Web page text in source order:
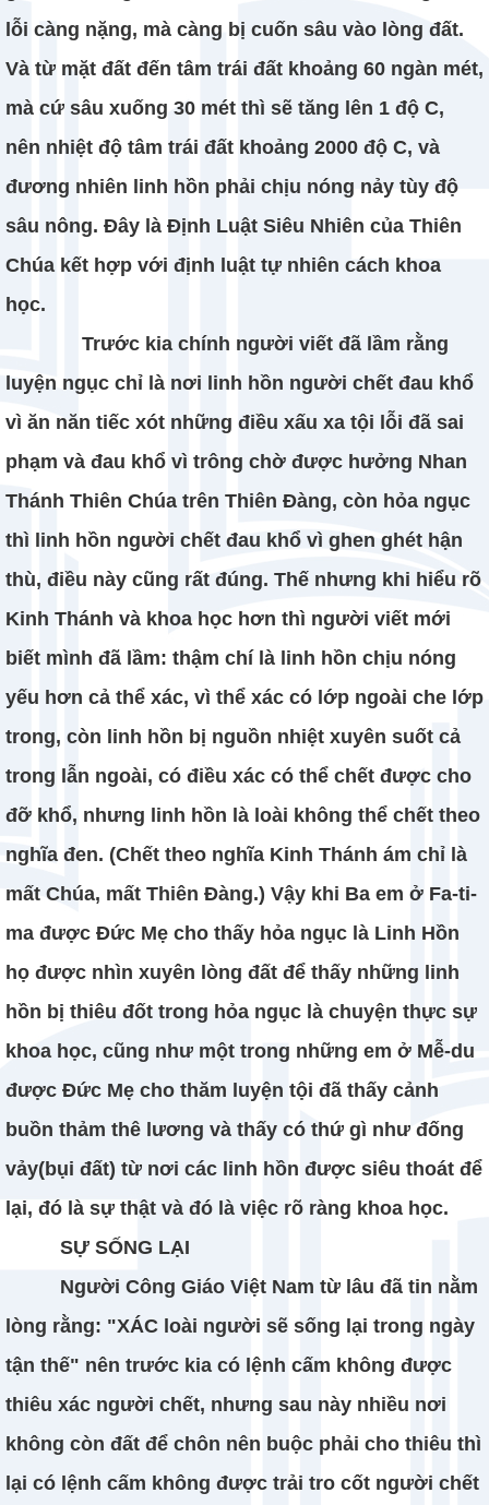
lỗi càng nặng, mà càng bị cuốn sâu vào lòng đất.
Và từ mặt đất đến tâm trái đất khoảng 60 ngàn mét,
mà cứ sâu xuống 30 mét thì sẽ tăng lên 1 độ C,
nên nhiệt độ tâm trái đất khoảng 2000 độ C, và
đương nhiên linh hồn phải chịu nóng nảy tùy độ
sâu nông. Đây là Định Luật Siêu Nhiên của Thiên
Chúa kết hợp với định luật tự nhiên cách khoa
học.
Trước kia chính người viết đã lầm rằng
luyện ngục chỉ là nơi linh hồn người chết đau khổ
vì ăn năn tiếc xót những điều xấu xa tội lỗi đã sai
phạm và đau khổ vì trông chờ được hưởng Nhan
Thánh Thiên Chúa trên Thiên Đàng, còn hỏa ngục
thì linh hồn người chết đau khổ vì ghen ghét hận
thù, điều này cũng rất đúng. Thế nhưng khi hiểu rõ
Kinh Thánh và khoa học hơn thì người viết mới
biết mình đã lầm: thậm chí là linh hồn chịu nóng
yếu hơn cả thể xác, vì thể xác có lớp ngoài che lớp
trong, còn linh hồn bị nguồn nhiệt xuyên suốt cả
trong lẫn ngoài, có điều xác có thể chết được cho
đỡ khổ, nhưng linh hồn là loài không thể chết theo
nghĩa đen. (Chết theo nghĩa Kinh Thánh ám chỉ là
mất Chúa, mất Thiên Đàng.) Vậy khi Ba em ở Fa-ti-
ma được Đức Mẹ cho thấy hỏa ngục là Linh Hồn
họ được nhìn xuyên lòng đất để thấy những linh
hồn bị thiêu đốt trong hỏa ngục là chuyện thực sự
khoa học, cũng như một trong những em ở Mễ-du
được Đức Mẹ cho thăm luyện tội đã thấy cảnh
buồn thảm thê lương và thấy có thứ gì như đống
vảy(bụi đất) từ nơi các linh hồn được siêu thoát để
lại, đó là sự thật và đó là việc rõ ràng khoa học.
SỰ SỐNG LẠI
Người Công Giáo Việt Nam từ lâu đã tin nằm
lòng rằng: "XÁC loài người sẽ sống lại trong ngày
tận thế" nên trước kia có lệnh cấm không được
thiêu xác người chết, nhưng sau này nhiều nơi
không còn đất để chôn nên buộc phải cho thiêu thì
lại có lệnh cấm không được trải tro cốt người chết